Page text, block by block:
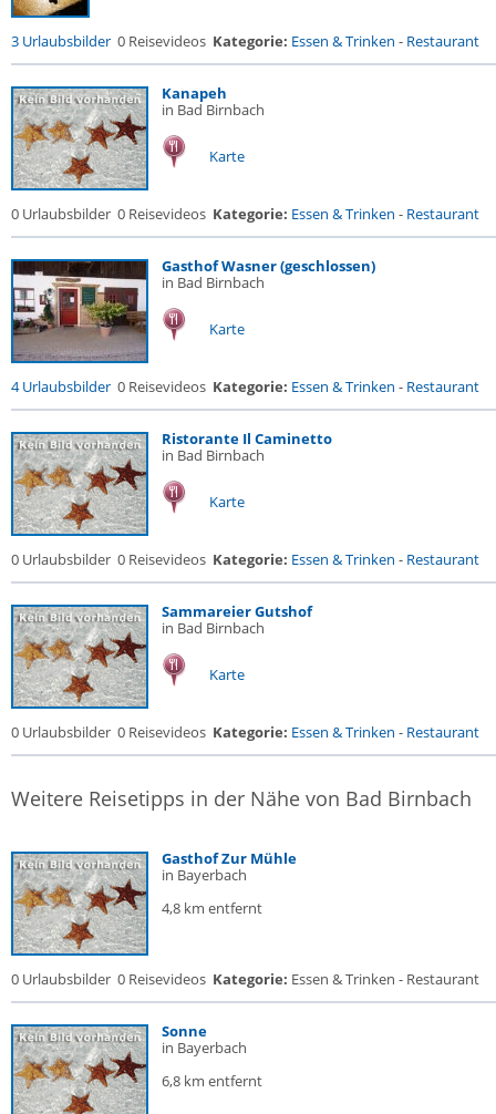
3 Urlaubsbilder 0 Reisevideos Kategorie: Essen & Trinken - Restaurant
Kanapeh
in Bad Birnbach
Karte
0 Urlaubsbilder 0 Reisevideos Kategorie: Essen & Trinken - Restaurant
Gasthof Wasner (geschlossen)
in Bad Birnbach
Karte
4 Urlaubsbilder 0 Reisevideos Kategorie: Essen & Trinken - Restaurant
Ristorante Il Caminetto
in Bad Birnbach
Karte
0 Urlaubsbilder 0 Reisevideos Kategorie: Essen & Trinken - Restaurant
Sammareier Gutshof
in Bad Birnbach
Karte
0 Urlaubsbilder 0 Reisevideos Kategorie: Essen & Trinken - Restaurant
Weitere Reisetipps in der Nähe von Bad Birnbach
Gasthof Zur Mühle
in Bayerbach
4,8 km entfernt
0 Urlaubsbilder 0 Reisevideos Kategorie: Essen & Trinken - Restaurant
Sonne
in Bayerbach
6,8 km entfernt